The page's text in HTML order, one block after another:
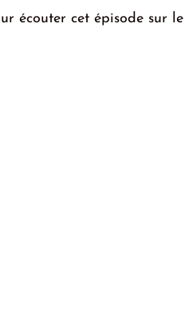
écouter cet épisode sur